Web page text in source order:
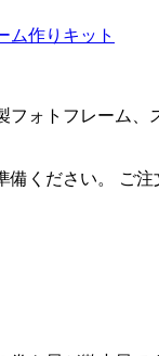
ム作りキット
ォトフレーム
ください。 ご